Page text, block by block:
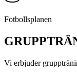
Fotbollsplanen
Vi erbjuder